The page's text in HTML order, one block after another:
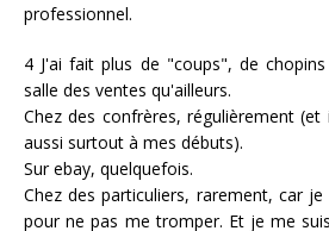
professionnel.
4 J'ai fait plus de "coups", de
salle des ventes qu'ailleurs.
Chez des confrères, régulièrement
aussi surtout à mes débuts).
Sur ebay, quelquefois.
Chez des particuliers, rarement, car
pour ne pas me tromper. Et je me